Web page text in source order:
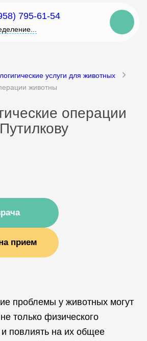
795-61-54
услуги для животных
животны
операции
прием
проблемы у животных могут
только физического
повлиять на их общее